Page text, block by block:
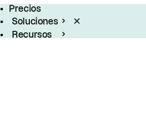
Precios
Soluciones
Recursos